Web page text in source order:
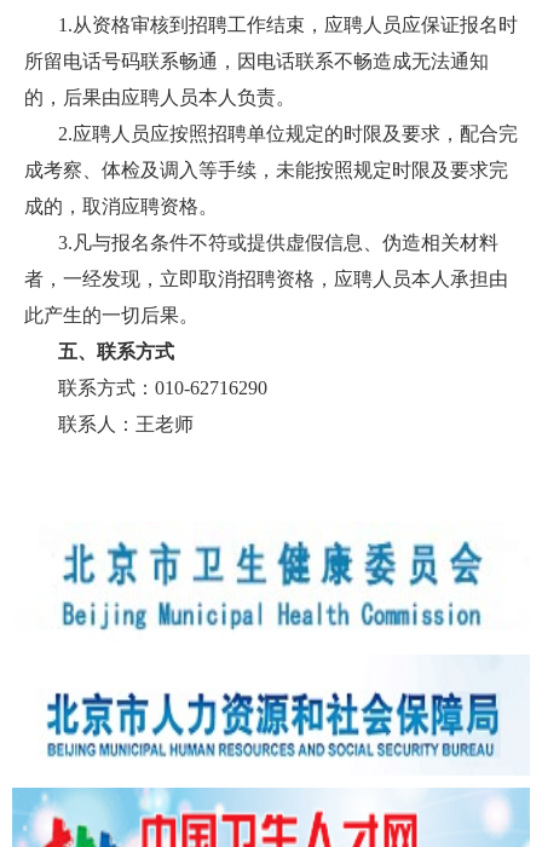
1.从资格审核到招聘工作结束，应聘人员应保证报名时
所留电话号码联系畅通，因电话联系不畅造成无法通知
的，后果由应聘人员本人负责。
2.应聘人员应按照招聘单位规定的时限及要求，配合完
成考察、体检及调入等手续，未能按照规定时限及要求完
成的，取消应聘资格。
3.凡与报名条件不符或提供虚假信息、伪造相关材料
者，一经发现，立即取消招聘资格，应聘人员本人承担由
此产生的一切后果。
五、联系方式
联系方式：010-62716290
联系人：王老师